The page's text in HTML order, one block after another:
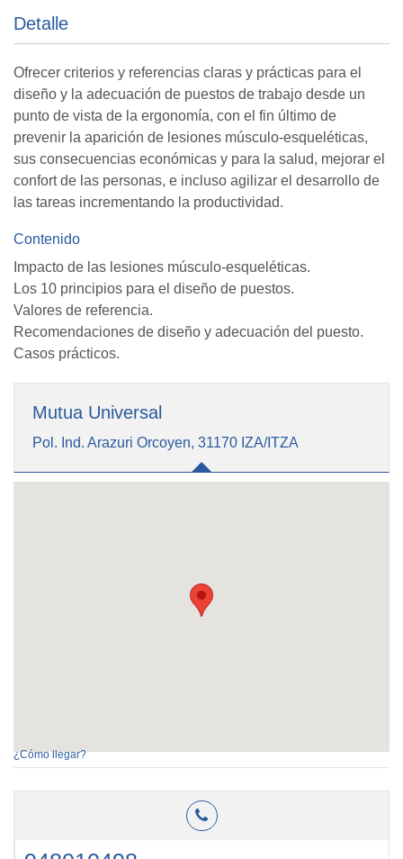
Detalle
Ofrecer criterios y referencias claras y prácticas para el
diseño y la adecuación de puestos de trabajo desde un
punto de vista de la ergonomía, con el fin último de
prevenir la aparición de lesiones músculo-esqueléticas,
sus consecuencias económicas y para la salud, mejorar el
confort de las personas, e incluso agilizar el desarrollo de
las tareas incrementando la productividad.
Contenido
Impacto de las lesiones músculo-esqueléticas.
Los 10 principios para el diseño de puestos.
Valores de referencia.
Recomendaciones de diseño y adecuación del puesto.
Casos prácticos.
Mutua Universal
Pol. Ind. Arazuri Orcoyen, 31170 IZA/ITZA
¿Cómo llegar?